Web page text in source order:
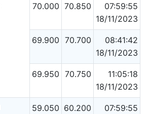
70.000 70.850
07:59:55
18/11/2023
69.900 70.700
08:41:42
18/11/2023
69.950 70.750
11:05:18
18/11/2023
59.050 60.200
07:59:55